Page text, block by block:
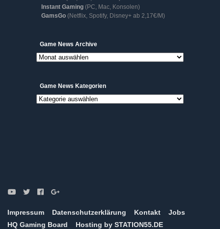
Instant Gaming (PC, Mac, Konsolen)
GamsGo (Netflix, Spotify, Disney+ ab 2,17€/M)
Game News ArchiveGame
News
Archive
Game News Kategorien
Game
Impressum Datenschutzerklärung Kontakt
Jobs
HQ Gaming Board
Hosting by STATION55.DE